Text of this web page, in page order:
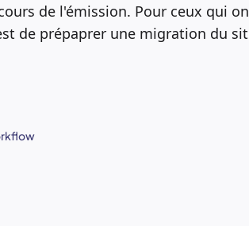
de l'émission. Pour ceux qui
de prépaprer une migration du